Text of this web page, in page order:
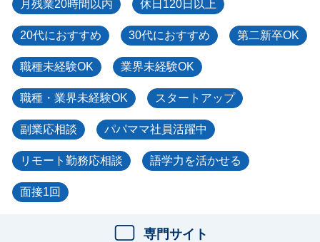
月残業20時間以内 休日120日以上
20代におすすめ 30代におすすめ 第二新卒OK
職種未経験OK 業界未経験OK
職種・業界未経験OK スタートアップ
副業応相談 パパママ社員活躍中
リモート勤務応相談 語学力を活かせる
面接1回
専門サイト